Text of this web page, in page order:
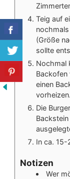
Teig auf
(Größe
sollte
Nochmal
Backofen
einen
vorheizen.
Die
In ca. 15-
Notizen
Wer